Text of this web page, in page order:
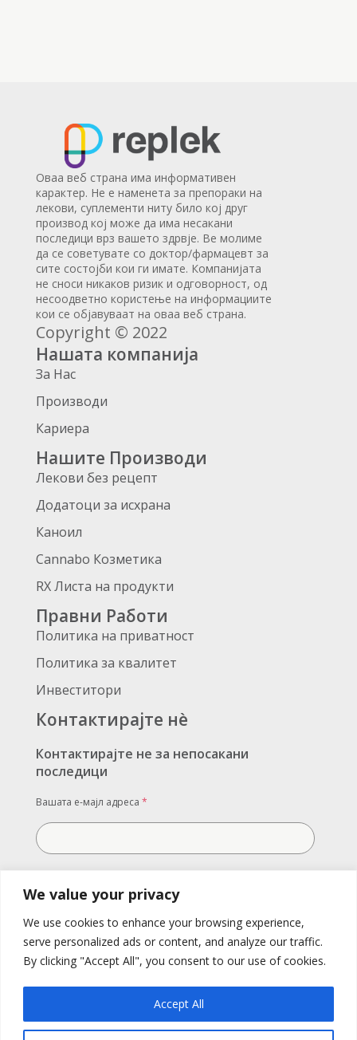
We value your privacy
We use cookies to enhance your browsing experience,
serve personalized ads or content, and analyze our traffic.
By clicking "Accept All", you consent to our use of cookies.
Accept All
Оваа веб страна има информативен
карактер. Не е наменета за препораки на
лекови, суплементи ниту било кој друг
производ кој може да има несакани
последици врз вашето здрвје. Ве молиме
да се советувате со доктор/фармацевт за
сите состојби кои ги имате. Компанијата
не сноси никаков ризик и одговорност, од
несоодветно користење на информациите
кои се објавуваат на оваа веб страна.
Copyright © 2022
Нашата компанија
За Нас
Производи
Кариера
Нашите Производи
Лекови без рецепт
Додатоци за исхрана
Каноил
Cannabo Козметика
RX Листа на продукти
Правни Работи
Политика на приватност
Политика за квалитет
Инвеститори
Контактирајте нè
Контактирајте не за непосакани
последици
Вашата е-мајл адреса *